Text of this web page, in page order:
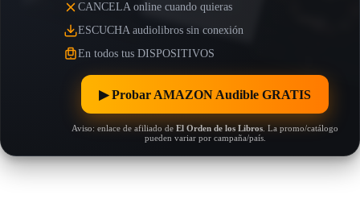
CANCELA online cuando quieras
ESCUCHA audiolibros sin conexión
En todos tus DISPOSITIVOS
▶︎ Probar AMAZON Audible GRATIS
Aviso: enlace de afiliado de El Orden de los Libros . La promo/catálogo
pueden variar por campaña/país.